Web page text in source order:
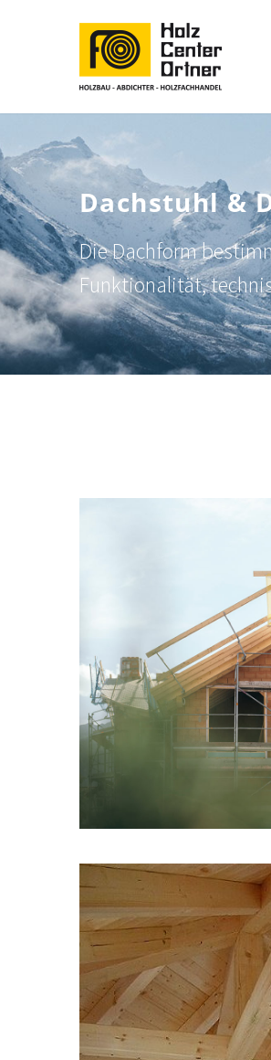
Dachstuhl &
Die Dachform
Funktionalität,